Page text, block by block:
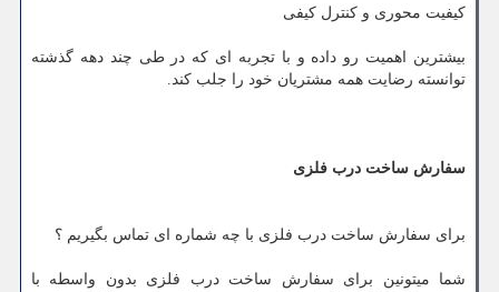
کیفیت محوری و کنترل کیفی
بیشترین اهمیت رو داده و با تجربه ای که در طی چند دهه گذشته
توانسته رضایت همه مشتریان خود را جلب کند.
سفارش ساخت درب فلزی
برای سفارش ساخت درب فلزی با چه شماره ای تماس بگیریم ؟
شما میتونین برای سفارش ساخت درب فلزی بدون واسطه با